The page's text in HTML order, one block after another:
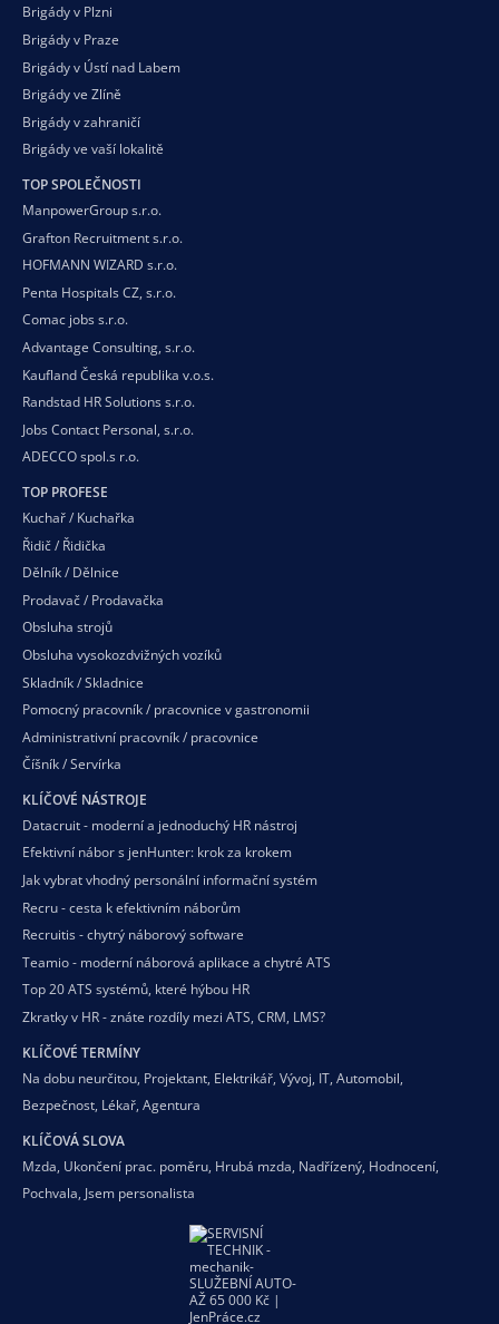
Brigády v Plzni
Brigády v Praze
Brigády v Ústí nad Labem
Brigády ve Zlíně
Brigády v zahraničí
Brigády ve vaší lokalitě
TOP SPOLEČNOSTI
ManpowerGroup s.r.o.
Grafton Recruitment s.r.o.
HOFMANN WIZARD s.r.o.
Penta Hospitals CZ, s.r.o.
Comac jobs s.r.o.
Advantage Consulting, s.r.o.
Kaufland Česká republika v.o.s.
Randstad HR Solutions s.r.o.
Jobs Contact Personal, s.r.o.
ADECCO spol.s r.o.
TOP PROFESE
Kuchař / Kuchařka
Řidič / Řidička
Dělník / Dělnice
Prodavač / Prodavačka
Obsluha strojů
Obsluha vysokozdvižných vozíků
Skladník / Skladnice
Pomocný pracovník / pracovnice v gastronomii
Administrativní pracovník / pracovnice
Číšník / Servírka
KLÍČOVÉ NÁSTROJE
Datacruit - moderní a jednoduchý HR nástroj
Efektivní nábor s jenHunter: krok za krokem
Jak vybrat vhodný personální informační systém
Recru - cesta k efektivním náborům
Recruitis - chytrý náborový software
Teamio - moderní náborová aplikace a chytré ATS
Top 20 ATS systémů, které hýbou HR
Zkratky v HR - znáte rozdíly mezi ATS, CRM, LMS?
KLÍČOVÉ TERMÍNY
Na dobu neurčitou, Projektant, Elektrikář, Vývoj, IT, Automobil,
Bezpečnost, Lékař, Agentura
KLÍČOVÁ SLOVA
Mzda, Ukončení prac. poměru, Hrubá mzda, Nadřízený, Hodnocení,
Pochvala, Jsem personalista